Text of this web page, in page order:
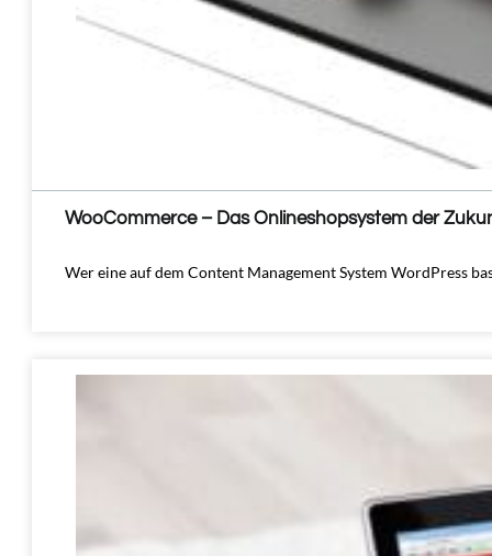
WooCommerce – Das Onlineshopsystem der
Wer eine auf dem Content Management System WordPress